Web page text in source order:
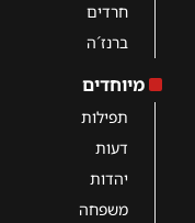
חרדים
ברנז´ה
מיוחדים
תפילות
דעות
יהדות
משפחה